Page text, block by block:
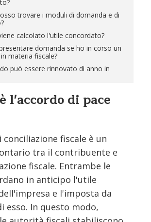
trovare i moduli di domanda e di
calcolato l'utile concordato?
domanda se ho in corso un
materia fiscale?
può essere rinnovato di anno in
l'accordo di pace
conciliazione fiscale è un
tra il contribuente e
fiscale. Entrambe le
in anticipo l'utile
e l'imposta da
esso. In questo modo,